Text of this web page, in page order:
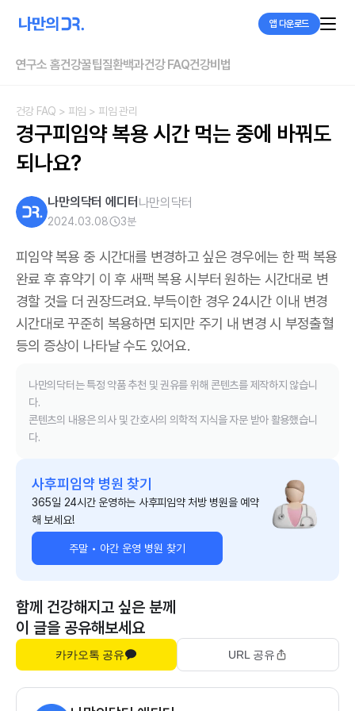
앱 다운로드
연구소 홈건강꿀팁질환백과건강 FAQ건강비법
건강 FAQ > 피임 > 피임 관리
경구피임약 복용 시간 먹는 중에 바꿔도
되나요?
나만의닥터 에디터 나만의닥터
2024.03.08 3분
피임약 복용 중 시간대를 변경하고 싶은 경우에는 한 팩 복용
완료 후 휴약기 이 후 새팩 복용 시부터 원하는 시간대로 변
경할 것을 더 권장드려요. 부득이한 경우 24시간 이내 변경
시간대로 꾸준히 복용하면 되지만 주기 내 변경 시 부정출혈
등의 증상이 나타날 수도 있어요.
나만의닥터는 특정 약품 추천 및 권유를 위해 콘텐츠를 제작하지 않습니
다.
콘텐츠의 내용은 의사 및 간호사의 의학적 지식을 자문 받아 활용했습니
다.
사후피임약 병원 찾기
365일 24시간 운영하는 사후피임약 처방 병원을 예약
해 보세요!
주말 • 야간 운영 병원 찾기
함께 건강해지고 싶은 분께
이 글을 공유해보세요
카카오톡 공유 URL 공유